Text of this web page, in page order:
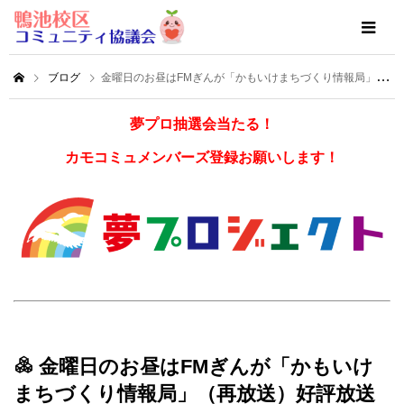
ブログ 金曜日のお昼はFMぎんが「かもいけまちづくり情報局」（再放送）好評放送中！
夢プロ抽選会当たる！
カモコミュメンバーズ登録お願いします！
金曜日のお昼はFMぎんが「かもいけ
まちづくり情報局」（再放送）好評放送